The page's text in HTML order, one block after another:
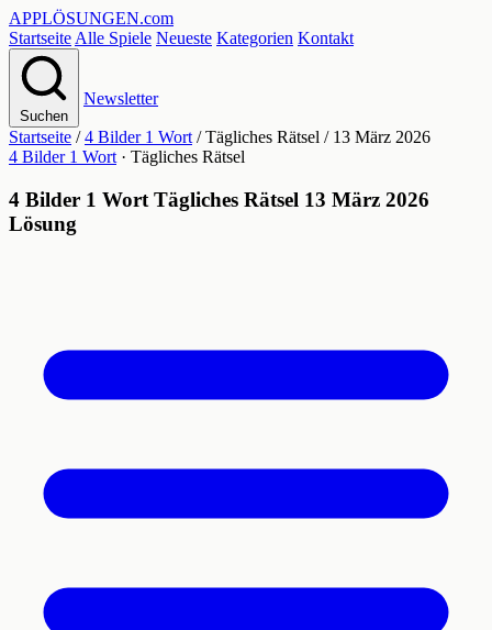
APPLÖSUNGEN.com
Startseite Alle Spiele Neueste Kategorien Kontakt
Suchen
Newsletter
Startseite / 4 Bilder 1 Wort / Tägliches Rätsel / 13 März 2026
4 Bilder 1 Wort · Tägliches Rätsel
4 Bilder 1 Wort Tägliches Rätsel 13 März 2026
Lösung